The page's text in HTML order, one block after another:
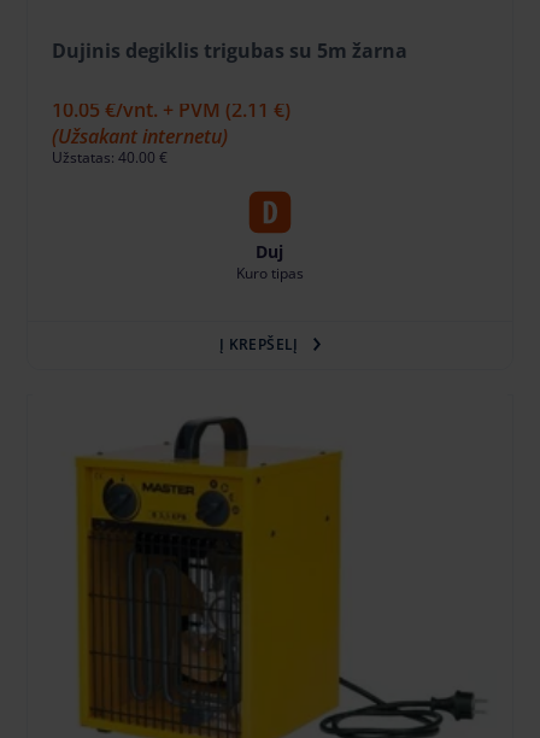
Dujinis degiklis trigubas su 5m žarna
10.05 €/vnt. + PVM (2.11 €)
(Užsakant internetu)
Užstatas: 40.00 €
Duj
Kuro tipas
Į KREPŠELĮ